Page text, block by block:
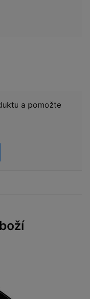
a pomožte